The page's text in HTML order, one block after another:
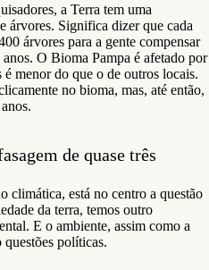
a Terra tem uma
árvores. Significa dizer que cada
árvores para a gente compensar
O Bioma Pampa é afetado por
menor do que o de outros locais.
no bioma, mas, até então,
de quase três
climática, está no centro a questão
da terra, temos outro
E o ambiente, assim como a
questões políticas.